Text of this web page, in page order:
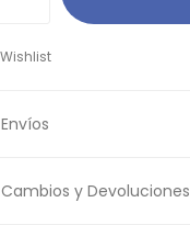
Envíos
Cambios y Devoluciones